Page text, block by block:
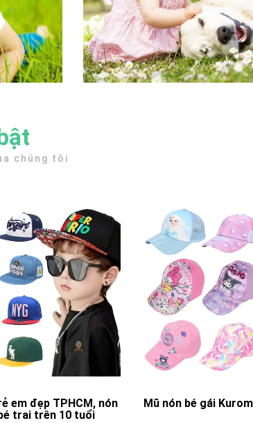
chúng tôi
em đẹp TPHCM, nón
trai trên 10 tuổi
Mũ nón bé gái